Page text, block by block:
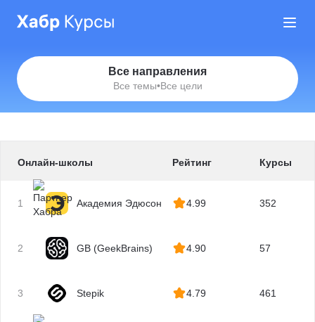
Все направления
Все темы•Все цели
Онлайн-школы Рейтинг Курсы
1 Академия Эдюсон 4.99 352
2 GB (GeekBrains) 4.90 57
3 Stepik 4.79 461